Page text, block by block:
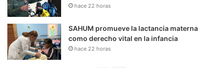
hace 22 horas
SAHUM promueve la lactancia materna
como derecho vital en la infancia
hace 22 horas